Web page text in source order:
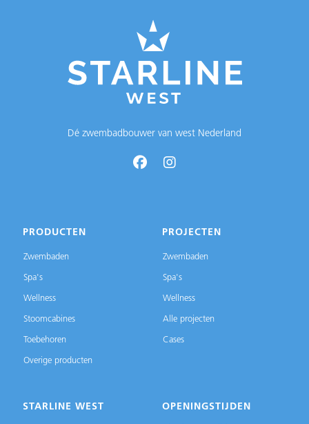
Dé zwembadbouwer van west Nederland
PRODUCTEN
Zwembaden
Spa's
Wellness
Stoomcabines
Toebehoren
Overige producten
PROJECTEN
Zwembaden
Spa's
Wellness
Alle projecten
Cases
STARLINE WEST OPENINGSTIJDEN